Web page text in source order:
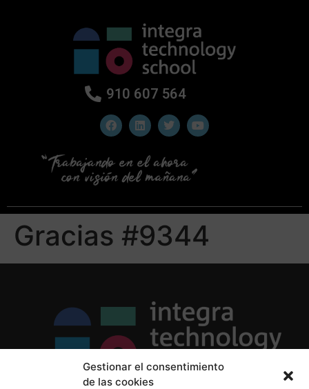
Gestionar el consentimiento
de las cookies
910 607 564
Gracias #9344